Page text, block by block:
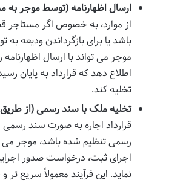
ارسال اظهارنامه (توسط موجر به
از موارد، به خصوص اگر مستاجر
باشد یا برای بازگرداندن ودیعه به
موجر می تواند با ارسال
اطلاع دهد که قرارداد به پایان
تخلیه کند.
تخلیه ملک با سند رسمی (از
قرارداد اجاره به صورت سند رسمی
رسمی تنظیم شده باشد، موجر می
اجرای ثبت، درخواست صدور
نماید. این فرآیند معمولاً سریع